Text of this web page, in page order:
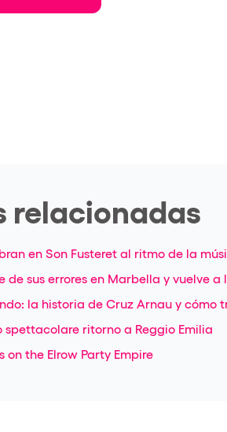
relacionadas
en Son Fusteret al ritmo de la
de sus errores en Marbella y vuelve a
la historia de Cruz Arnau y cómo
spettacolare ritorno a Reggio Emilia
on the Elrow Party Empire